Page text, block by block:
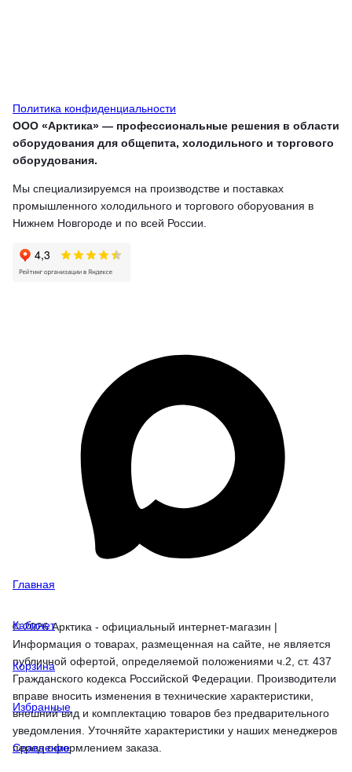
Политика конфиденциальности
ООО «Арктика» — профессиональные решения в области
оборудования для общепита, холодильного и торгового
оборудования.
Мы специализируемся на производстве и поставках
промышленного холодильного и торгового оборуования в
Нижнем Новгороде и по всей России.
© 2026 Арктика - официальный интернет-магазин |
Информация о товарах, размещенная на сайте, не является
публичной офертой, определяемой положениями ч.2, ст. 437
Гражданского кодекса Российской Федерации. Производители
вправе вносить изменения в технические характеристики,
внешний вид и комплектацию товаров без предварительного
уведомления. Уточняйте характеристики у наших менеджеров
перед оформлением заказа.
Главная
Кабинет
Корзина
Избранные
Сравнение